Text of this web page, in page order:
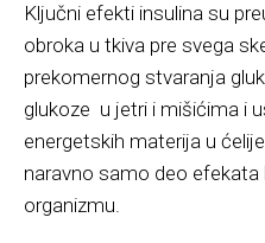
Ključni efekti insulina su
obroka u tkiva pre svega
prekomernog stvaranja
glukoze u jetri i mišićima i
energetskih materija u
naravno samo deo
organizmu.